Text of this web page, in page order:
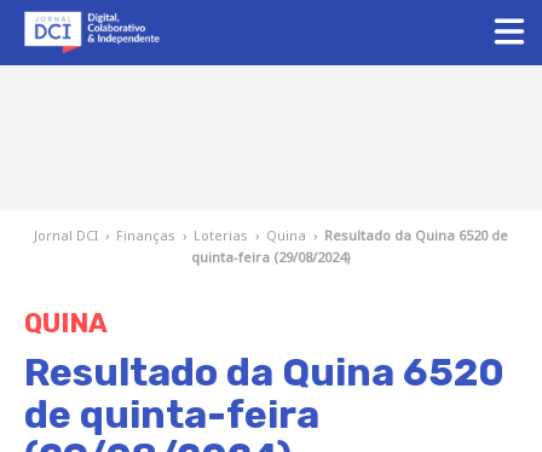
Jornal DCI › Finanças › Loterias › Quina › Resultado da Quina 6520 de
quinta-feira (29/08/2024)
QUINA
Resultado da Quina 6520
de quinta-feira